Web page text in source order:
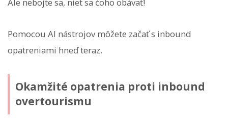
Ale nebojte sa, niet sa čoho obávať!
Pomocou AI nástrojov môžete začať s inbound
opatreniami hneď teraz.
Okamžité opatrenia proti inbound
overtourismu